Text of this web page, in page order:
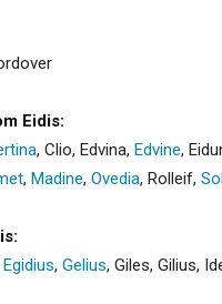
Eidis:
, Clio, Edvina, Edvine,
, Madine, Ovedia, Rolleif,
Egidius, Gelius, Giles, Gilius,